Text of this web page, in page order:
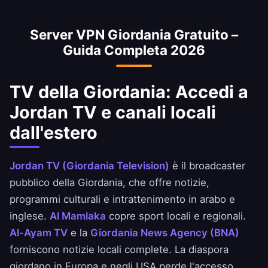
sicuro alle app della National Bank of
Giordania, Ahli United Bank e BBK.
Server VPN Giordania Gratuito –
Guida Completa 2026
TV della Giordania: Accedi a
Jordan TV e canali locali
dall'estero
Jordan TV (Giordania Television) è il broadcaster
pubblico della Giordania, che offre notizie,
programmi culturali e intrattenimento in arabo e
inglese. Al Mamlaka copre sport locali e regionali.
Al-Ayam TV e la Giordania News Agency (BNA)
forniscono notizie locali complete. La diaspora